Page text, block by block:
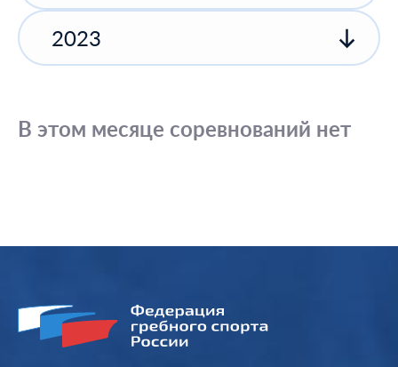
2023
В этом месяце соревнований нет